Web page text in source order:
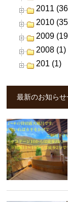
2011
2010
2009
2008 (1)
201 (1)
最新のお知らせ